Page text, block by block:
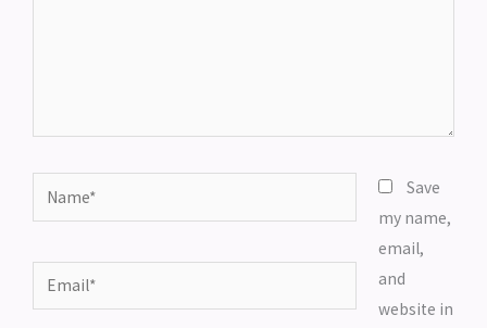
Name*
Email*
Save
my name,
email,
and
website in